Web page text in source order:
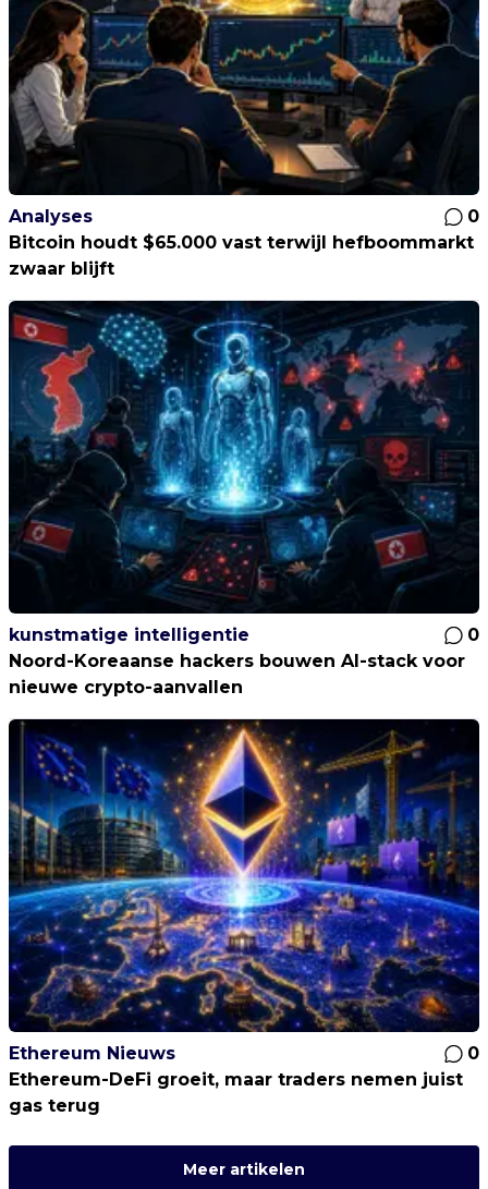
Analyses
0
Bitcoin houdt $65.000 vast terwijl hefboommarkt
zwaar blijft
kunstmatige intelligentie
0
Noord-Koreaanse hackers bouwen AI-stack voor
nieuwe crypto-aanvallen
Ethereum Nieuws
0
Ethereum-DeFi groeit, maar traders nemen juist
gas terug
Meer artikelen